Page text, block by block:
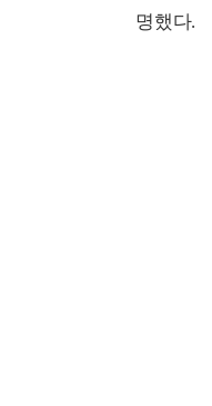
명했다.